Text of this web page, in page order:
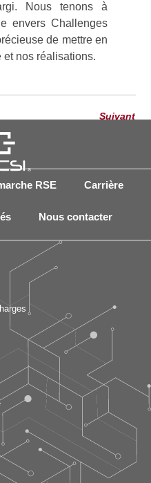
Nous tenons à
envers Challenges
de mettre en
et nos réalisations.
Suivant
RSE Carrière
Nous contacter